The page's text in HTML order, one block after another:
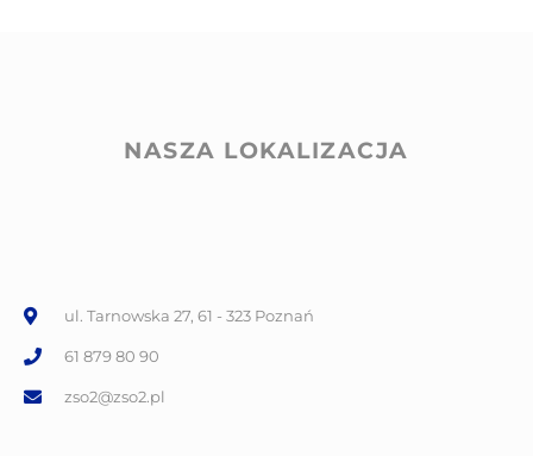
NASZA LOKALIZACJA
ul. Tarnowska 27, 61 - 323 Poznań
61 879 80 90
zso2@zso2.pl